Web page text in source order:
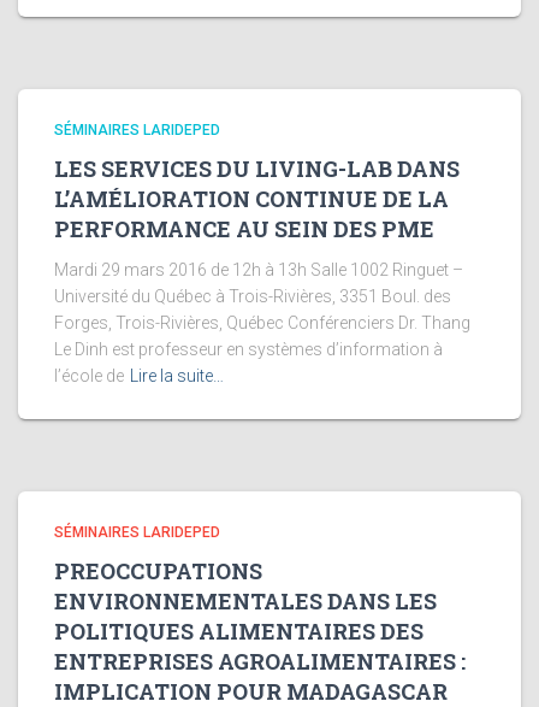
SÉMINAIRES LARIDEPED
LES SERVICES DU LIVING-LAB DANS
L’AMÉLIORATION CONTINUE DE LA
PERFORMANCE AU SEIN DES PME
Mardi 29 mars 2016 de 12h à 13h Salle 1002 Ringuet –
Université du Québec à Trois-Rivières, 3351 Boul. des
Forges, Trois-Rivières, Québec Conférenciers Dr. Thang
Le Dinh est professeur en systèmes d’information à
l’école de
Lire la suite…
SÉMINAIRES LARIDEPED
PREOCCUPATIONS
ENVIRONNEMENTALES DANS LES
POLITIQUES ALIMENTAIRES DES
ENTREPRISES AGROALIMENTAIRES :
IMPLICATION POUR MADAGASCAR